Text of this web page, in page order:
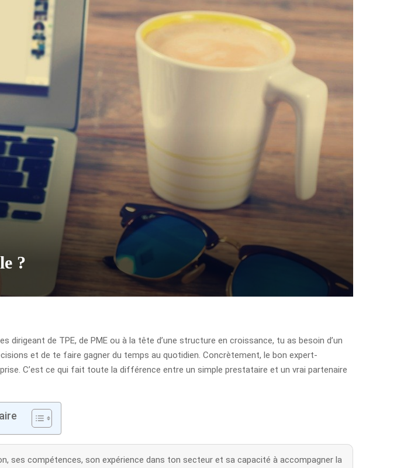
?
de TPE, de PME ou à la tête d’une structure en croissance, tu as besoin d’un
et de te faire gagner du temps au quotidien. Concrètement, le bon expert-
C’est ce qui fait toute la différence entre un simple prestataire et un vrai partenaire
ses compétences, son expérience dans ton secteur et sa capacité à accompagner la